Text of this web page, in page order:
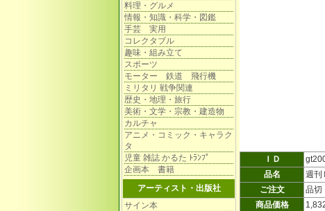
料理・グルメ
情報・知識・科学・図鑑
手芸 実用
コレクタブル
趣味・組み立て
スポーツ
モーター 鉄道 飛行機
ミリタリ 戦争関連
歴史・地理・旅行
美術・文学・宗教・建造物
カルチャ
アニメ・コミック・キャラク
タ
児童 雑誌 かるた ﾄﾗﾝﾌﾟ
企画本 書籍
アーティスト・出版社
サイン本
ＩＤ
品名
週刊
ご注文
品切
商品価格